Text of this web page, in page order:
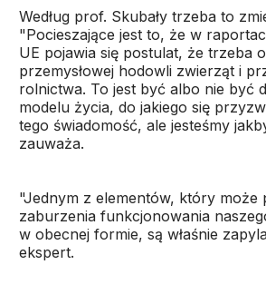
Według prof. Skubały trzeba to
"Pocieszające jest to, że w
UE pojawia się postulat, że trzeba
przemysłowej hodowli zwierząt i
rolnictwa. To jest być albo nie być
modelu życia, do jakiego się
tego świadomość, ale jesteśmy
zauważa.
"Jednym z elementów, który może
zaburzenia funkcjonowania
w obecnej formie, są właśnie
ekspert.